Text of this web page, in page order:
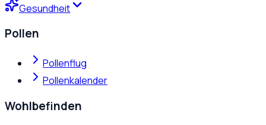
Gesundheit
Pollen
Pollenflug
Pollenkalender
Wohlbefinden